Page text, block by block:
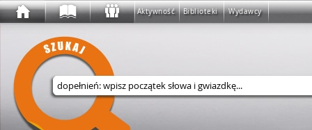
Aktywność Biblioteki Wydawcy
Wyszukaj w serwisie